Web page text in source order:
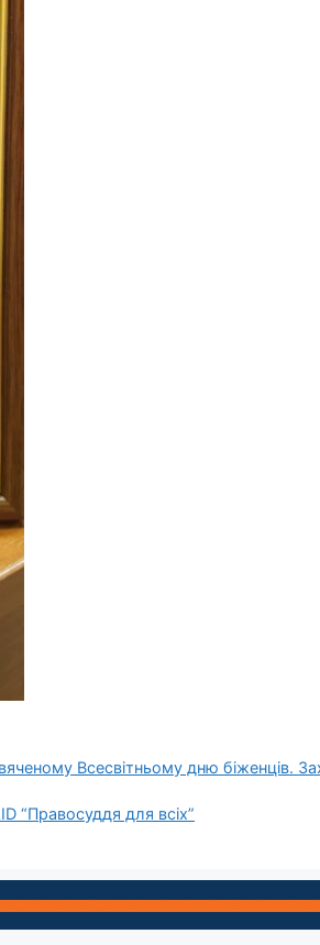
Всесвітньому дню біженців.
“Правосуддя для всіх”